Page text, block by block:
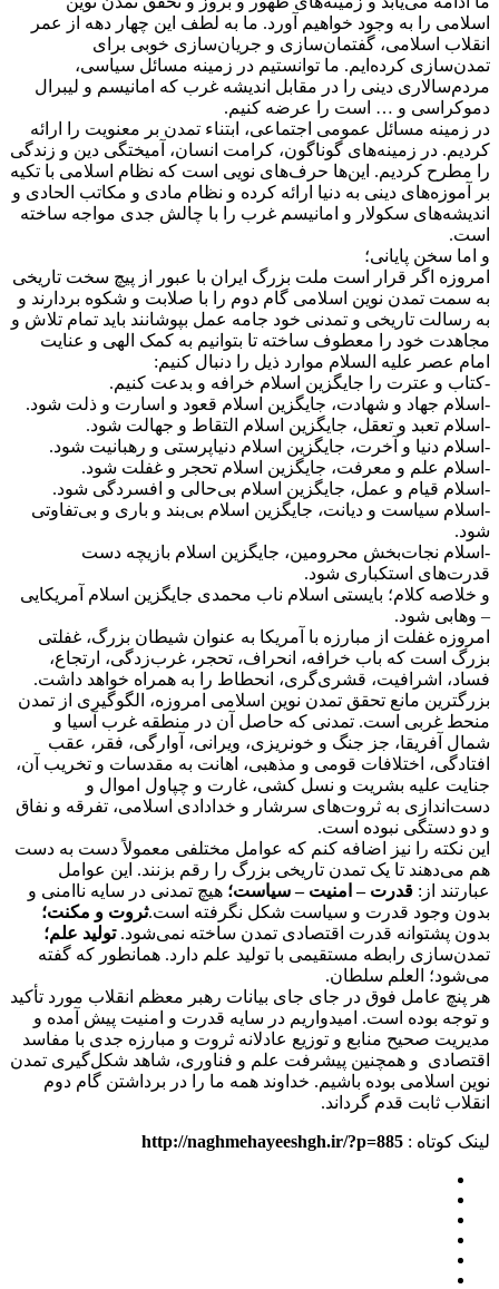
اسلامی را به وجود خواهیم آورد. ما به لطف این چهار دهه از عمر
انقلاب اسلامی، گفتمان‌سازی و جریان‌سازی خوبی برای
تمدن‌سازی کرده‌ایم. ما توانستیم در زمینه مسائل سیاسی،
مردم‌سالاری دینی را در مقابل اندیشه غرب که امانیسم و لیبرال
دموکراسی و … است را عرضه کنیم.
در زمینه مسائل عمومی اجتماعی، ابتناء تمدن بر معنویت را ارائه
کردیم. در زمینه‌های گوناگون، کرامت انسان، آمیختگی دین و زندگی
را مطرح کردیم. این‌ها حرف‌های نویی است که نظام اسلامی با تکیه
بر آموزه‌های دینی به دنیا ارائه کرده و نظام مادی و مکاتب الحادی و
اندیشه‌های سکولار و امانیسم غرب را با چالش جدی مواجه ساخته
است.
و اما سخن پایانی؛
امروزه اگر قرار است ملت بزرگ ایران با عبور از پیچ سخت تاریخی
به سمت تمدن نوین اسلامی گام دوم را با صلابت و شکوه بردارند و
به رسالت تاریخی و تمدنی خود جامه عمل بپوشانند باید تمام تلاش و
مجاهدت خود را معطوف ساخته تا بتوانیم به کمک الهی و عنایت
امام عصر علیه السلام موارد ذیل را دنبال کنیم:
-کتاب و عترت را جایگزین اسلام خرافه و بدعت کنیم.
-اسلام جهاد و شهادت، جایگزین اسلام قعود و اسارت و ذلت شود.
-اسلام تعبد و تعقل، جایگزین اسلام التقاط و جهالت شود.
-اسلام دنیا و آخرت، جایگزین اسلام دنیاپرستی و رهبانیت شود.
-اسلام علم و معرفت، جایگزین اسلام تحجر و غفلت شود.
-اسلام قیام و عمل، جایگزین اسلام بی‌حالی و افسردگی شود.
-اسلام سیاست و دیانت، جایگزین اسلام بی‌بند و باری و بی‌تفاوتی
شود.
-اسلام نجات‌بخش محرومین، جایگزین اسلام بازیچه دست
قدرت‌های استکباری شود.
و خلاصه کلام؛ بایستی اسلام ناب محمدی جایگزین اسلام آمریکایی
– وهابی شود.
امروزه غفلت از مبارزه با آمریکا به عنوان شیطان بزرگ، غفلتی
بزرگ است که باب خرافه، انحراف، تحجر، غرب‌زدگی، ارتجاع،
فساد، اشرافیت، قشری‌گری، انحطاط را به همراه خواهد داشت.
بزرگترین مانع تحقق تمدن نوین اسلامی امروزه، الگوگیری از تمدن
منحط غربی است. تمدنی که حاصل آن در منطقه غرب آسیا و
شمال آفریقا، جز جنگ و خونریزی، ویرانی، آوارگی، فقر، عقب
افتادگی، اختلافات قومی و مذهبی، اهانت به مقدسات و تخریب آن،
جنایت علیه بشریت و نسل کشی، غارت و چپاول اموال و
دست‌اندازی به ثروت‌های سرشار و خدادادی اسلامی، تفرقه و نفاق
و دو دستگی نبوده است.
این نکته را نیز اضافه کنم که عوامل مختلفی معمولاً دست به دست
هم می‌دهند تا یک تمدن تاریخی بزرگ را رقم بزنند. این عوامل
عبارتند از: قدرت – امنیت –سیاست؛ هیچ تمدنی در سایه ناامنی و
بدون وجود قدرت و سیاست شکل نگرفته است.ثروت و مکنت؛
بدون پشتوانه قدرت اقتصادی تمدن ساخته نمی‌شود.تولید علم؛
تمدن‌سازی رابطه مستقیمی با تولید علم دارد. همانطور که گفته
می‌شود؛ العلم سلطان.
هر پنچ عامل فوق در جای جای بیانات رهبر معظم انقلاب مورد تأکید
و توجه بوده است. امیدواریم در سایه قدرت و امنیت پیش آمده و
مدیریت صحیح منابع و توزیع عادلانه ثروت و مبارزه جدی با مفاسد
اقتصادی و همچنین پیشرفت علم و فناوری، شاهد شکل‌گیری تمدن
نوین اسلامی بوده باشیم. خداوند همه ما را در برداشتن گام دوم
انقلاب ثابت قدم گرداند.
لینک کوتاه : http://naghmehayeeshgh.ir/?p=885